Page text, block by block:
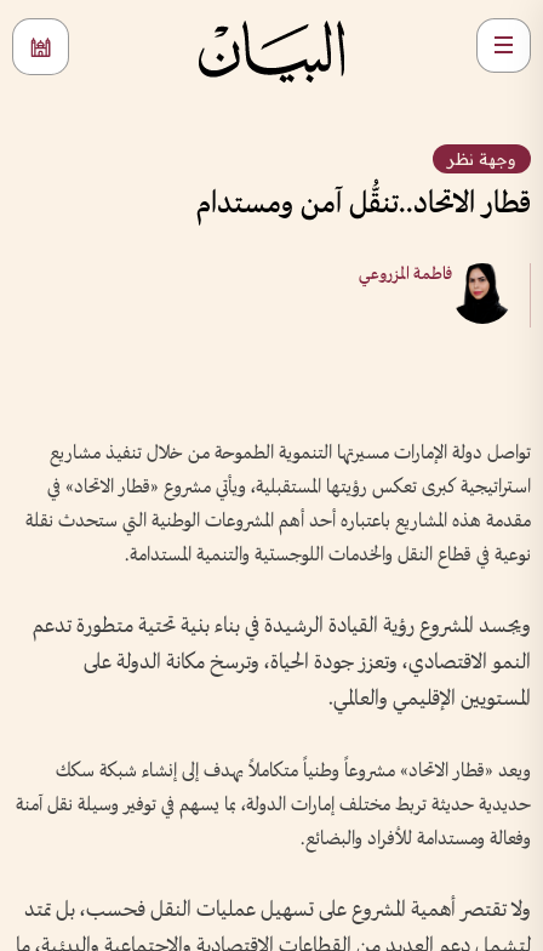
وجهة نظر
قطار الاتحاد..تنقُّل آمن ومستدام
فاطمة المزروعي
تواصل دولة الإمارات مسيرتها التنموية الطموحة من خلال تنفيذ مشاريع
استراتيجية كبرى تعكس رؤيتها المستقبلية، ويأتي مشروع «قطار الاتحاد» في
مقدمة هذه المشاريع باعتباره أحد أهم المشروعات الوطنية التي ستحدث نقلة
نوعية في قطاع النقل والخدمات اللوجستية والتنمية المستدامة.
ويجسد المشروع رؤية القيادة الرشيدة في بناء بنية تحتية متطورة تدعم
النمو الاقتصادي، وتعزز جودة الحياة، وترسخ مكانة الدولة على
المستويين الإقليمي والعالمي.
ويعد «قطار الاتحاد» مشروعاً وطنياً متكاملاً يهدف إلى إنشاء شبكة سكك
حديدية حديثة تربط مختلف إمارات الدولة، بما يسهم في توفير وسيلة نقل آمنة
وفعالة ومستدامة للأفراد والبضائع.
ولا تقتصر أهمية المشروع على تسهيل عمليات النقل فحسب، بل تمتد